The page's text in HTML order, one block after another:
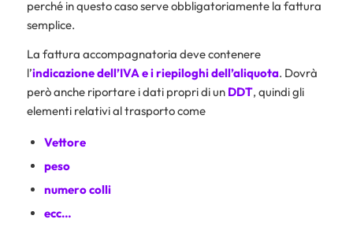
perché in questo caso serve obbligatoriamente la fattura
semplice.
La fattura accompagnatoria deve contenere
l’indicazione dell’IVAe i riepiloghi dell’aliquota. Dovrà
però anche riportare i dati propri di un DDT, quindi gli
elementi relativi al trasporto come
Vettore
peso
numero colli
ecc…